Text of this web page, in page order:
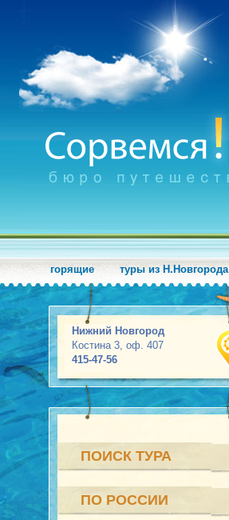
горящие туры из Н.Новгорода
Нижний Новгород
Костина 3, оф. 407
415-47-56
ПОИСК ТУРА
ПО РОССИИ